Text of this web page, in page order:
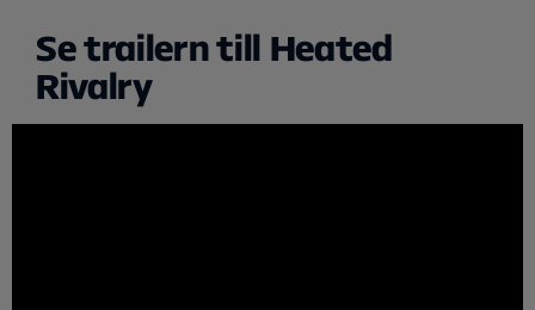
Se trailern till Heated
Rivalry